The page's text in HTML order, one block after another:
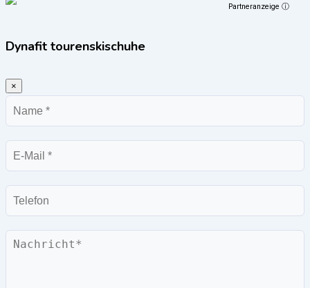
Partneranzeige ⓘ
Dynafit tourenskischuhe
×
Name
E-
Mail
Telefon
Nachricht